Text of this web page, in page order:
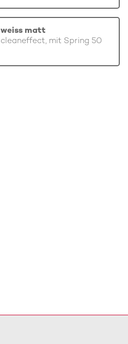
weiss matt
cleaneffect, mit Spring 50